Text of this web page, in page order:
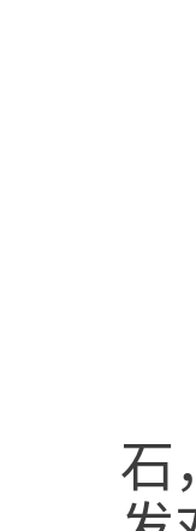
石